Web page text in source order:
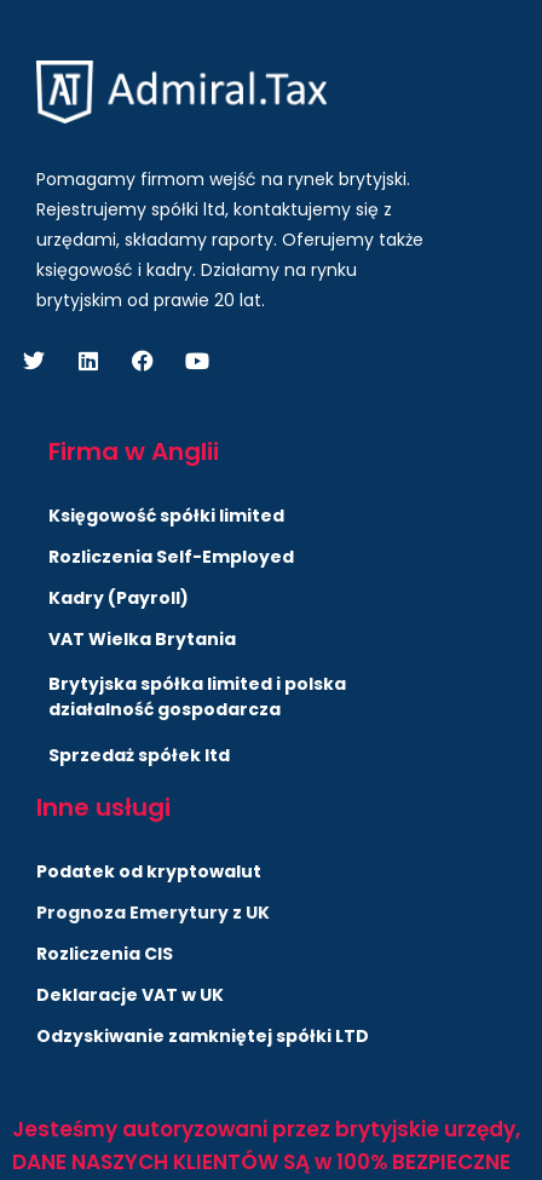
Pomagamy firmom wejść na rynek brytyjski.
Rejestrujemy spółki ltd, kontaktujemy się z
urzędami, składamy raporty. Oferujemy także
księgowość i kadry. Działamy na rynku
brytyjskim od prawie 20 lat.
Firma w Anglii
Księgowość spółki limited
Rozliczenia Self-Employed
Kadry (Payroll)
VAT Wielka Brytania
Brytyjska spółka limited i polska
działalność gospodarcza
Sprzedaż spółek ltd
Inne usługi
Podatek od kryptowalut
Prognoza Emerytury z UK
Rozliczenia CIS
Deklaracje VAT w UK
Odzyskiwanie zamkniętej spółki LTD
Jesteśmy autoryzowani przez brytyjskie urzędy,
DANE NASZYCH KLIENTÓW SĄ w 100% BEZPIECZNE